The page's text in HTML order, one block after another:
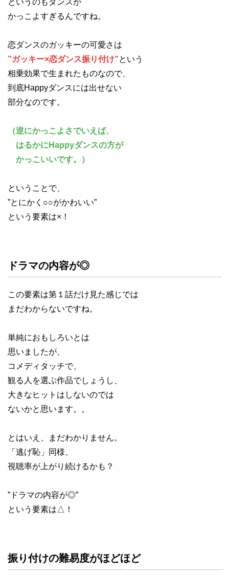
というのもダンスが
かっこよすぎるんですね。
恋ダンスのガッキーの可愛さは
”ガッキー×恋ダンス振り付け”という
相乗効果で生まれたものなので、
到底Happyダンスには出せない
部分なのです。
（逆にかっこよさでいえば、
はるかにHappyダンスの方が
かっこいいです。）
ということで、
”とにかく○○がかわいい”
という要素は×！
ドラマの内容が◎
この要素は第１話だけ見た感じでは
まだわからないですね。
単純におもしろいとは
思いましたが、
コメディタッチで、
観る人を選ぶ作品でしょうし、
大きなヒットはしないのでは
ないかと思います。。
とはいえ、まだわかりません。
「逃げ恥」同様、
視聴率が上がり続けるかも？
”ドラマの内容が◎”
という要素は△！
振り付けの難易度がほどほど